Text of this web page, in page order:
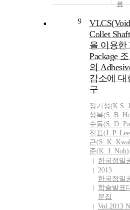
9
Collet
을 이용한
Package
의
감소에 대
구
정기 성(K.S.
성복(S. B.
수동(S. D.
진표(J. P.
근(S. K.
준(K. J. Noh)
한국정밀
2013
한국정밀
학술발표
문집
Vol.2013